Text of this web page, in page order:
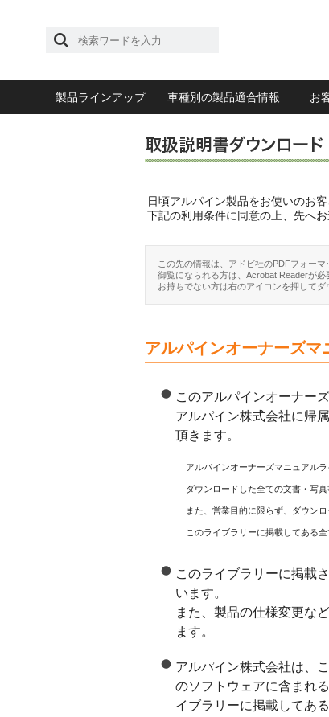
製品ラインアップ 車種別の製品適合情報 お
日頃アルパイン製品をお使いのお
下記の利用条件に同意の上、先へお
この先の情報は、アドビ社のPDFフォーマ
御覧になられる方は、Acrobat Readerが必
お持ちでない方は右のアイコンを押してダ
アルパインオーナーズ
このアルパインオーナー
アルパイン株式会社に帰
頂きます。
アルパインオーナーズマニュアル
ダウンロードした全ての文書・写
また、営業目的に限らず、ダウン
このライブラリーに掲載してある
このライブラリーに掲載
います。
また、製品の仕様変更な
ます。
アルパイン株式会社は、
のソフトウェアに含まれ
イブラリーに掲載してあ